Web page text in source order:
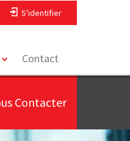
S'identifier
toggleContact
Contacter